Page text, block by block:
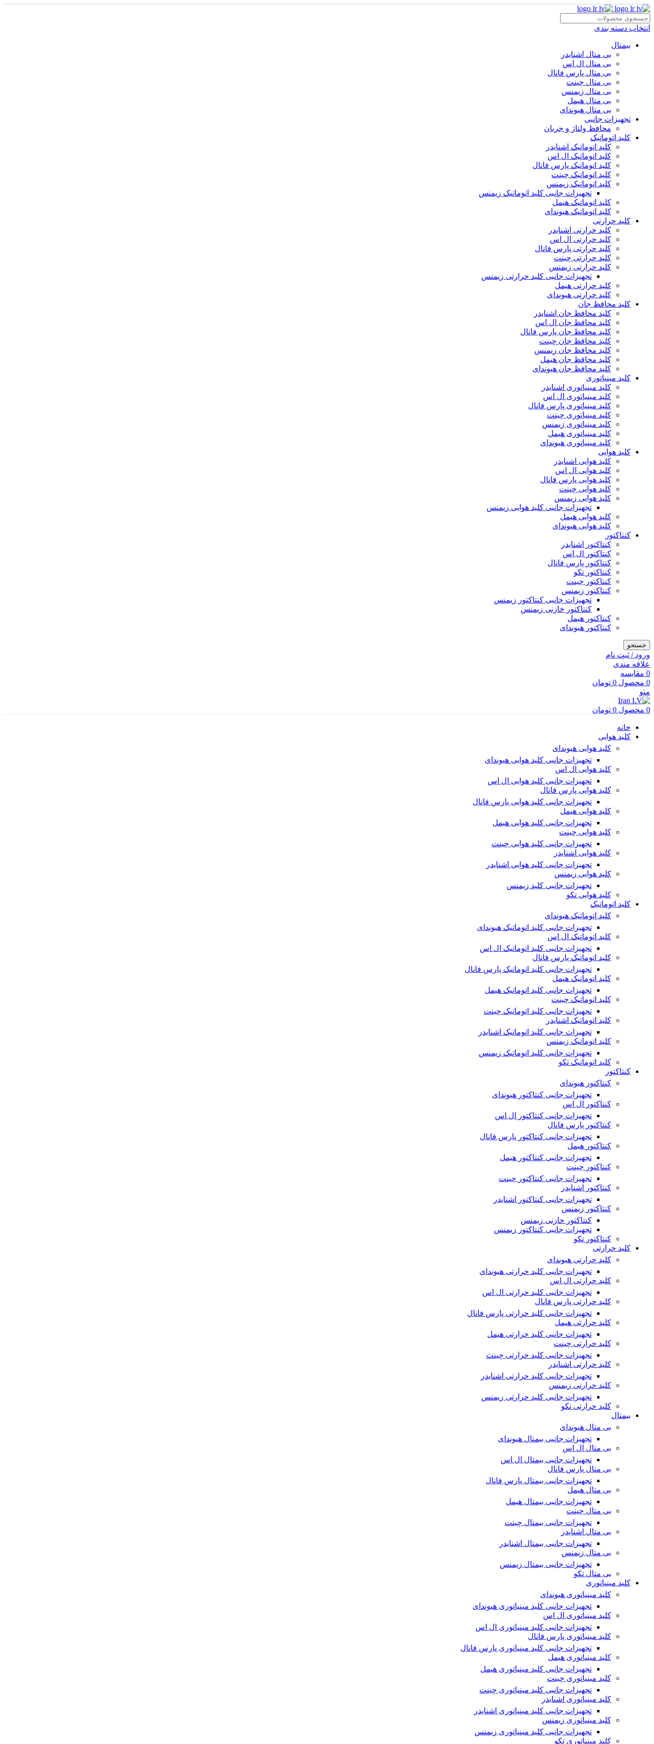
انتخاب دسته بندی
بیمتال
بی متال اشنایدر
بی متال ال اس
بی متال پارس فانال
بی متال چینت
بی متال زیمنس
بی متال هیمل
بی متال هیوندای
تجهیزات جانبی
محافظ ولتاژ و‌ جریان
کلید اتوماتیک
کلید اتوماتیک اشنایدر
کلید اتوماتیک ال اس
کلید اتوماتیک پارس فانال
کلید اتوماتیک چینت
کلید اتوماتیک زیمنس
تجهیزات جانبی کلید اتوماتیک زیمنس
کلید اتوماتیک هیمل
کلید اتوماتیک هیوندای
کلید حرارتی
کلید حرارتی اشنایدر
کلید حرارتی ال اس
کلید حرارتی پارس فانال
کلید حرارتی چینت
کلید حرارتی زیمنس
تجهیزات جانبی کلید حرارتی زیمنس
کلید حرارتی هیمل
کلید حرارتی هیوندای
کلید محافظ جان
کلید محافظ جان اشنایدر
کلید محافظ جان ال اس
کلید محافظ جان پارس فانال
کلید محافظ جان چینت
کلید محافظ جان زیمنس
کلید محافظ جان هیمل
کلید محافظ جان هیوندای
کلید مینیاتوری
کلید مینیاتوری اشنایدر
کلید مینیاتوری ال اس
کلید مینیاتوری پارس فانال
کلید مینیاتوری چینت
کلید مینیاتوری زیمنس
کلید مینیاتوری هیمل
کلید مینیاتوری هیوندای
کلید هوایی
کلید هوایی اشنایدر
کلید هوایی ال اس
کلید هوایی پارس فانال
کلید هوایی چینت
کلید هوایی زیمنس
تجهیزات جانبی کلید هوایی زیمنس
کلید هوایی هیمل
کلید هوایی هیوندای
کنتاکتور
کنتاکتور اشنایدر
کنتاکتور ال اس
کنتاکتور پارس فانال
کنتاکتور تکو
کنتاکتور چینت
کنتاکتور زیمنس
تجهیزات جانبی کنتاکتور زیمنس
کنتاکتور خازنی زیمنس
کنتاکتور هیمل
کنتاکتور هیوندای
جستجو
ورود / ثبت نام
علاقه مندی
0 مقایسه
0 محصول 0 تومان
منو
0 محصول 0 تومان
خانه
کلید هوایی
کلید هوایی هیوندای
تجهیزات جانبی کلید هوایی هیوندای
کلید هوایی ال اس
تجهیزات جانبی کلید هوایی ال اس
کلید هوایی پارس فانال
تجهیزات جانبی کلید هوایی پارس فانال
کلید هوایی هیمل
تجهیزات جانبی کلید هوایی هیمل
کلید هوایی چینت
تجهیزات جانبی کلید هوایی چینت
کلید هوایی اشنایدر
تجهیزات جانبی کلید هوایی اشنایدر
کلید هوایی زیمنس
تجهیزات جانبی کلید زیمنس
کلید هوایی تکو
کلید اتوماتیک
کلید اتوماتیک هیوندای
تجهیزات جانبی کلید اتوماتیک هیوندای
کلید اتوماتیک ال اس
تجهیزات جانبی کلید اتوماتیک ال اس
کلید اتوماتیک پارس فانال
تجهیزات جانبی کلید اتوماتیک پارس فانال
کلید اتوماتیک هیمل
تجهیزات جانبی کلید اتوماتیک هیمل
کلید اتوماتیک چینت
تجهیزات جانبی کلید اتوماتیک چینت
کلید اتوماتیک اشنایدر
تجهیزات جانبی کلید اتوماتیک اشنایدر
کلید اتوماتیک زیمنس
تجهیزات جانبی کلید اتوماتیک زیمنس
کلید اتوماتیک تکو
کنتاکتور
کنتاکتور هیوندای
تجهیزات جانبی کنتاکتور هیوندای
کنتاکتور ال اس
تجهیزات جانبی کنتاکتور ال اس
کنتاکتور پارس فانال
تجهیزات جانبی کنتاکتور پارس فانال
کنتاکتور هیمل
تجهیزات جانبی کنتاکتور هیمل
کنتاکتور چینت
تجهیزات جانبی کنتاکتور چینت
کنتاکتور اشنایدر
تجهیزات جانبی کنتاکتور اشنایدر
کنتاکتور زیمنس
کنتاکتور خازنی زیمنس
تجهیزات جانبی کنتاکتور زیمنس
کنتاکتور تکو
کلید حرارتی
کلید حرارتی هیوندای
تجهیزات جانبی کلید حرارتی هیوندای
کلید حرارتی ال اس
تجهیزات جانبی کلید حرارتی ال اس
کلید حرارتی پارس فانال
تجهیزات جانبی کلید حرارتی پارس فانال
کلید حرارتی هیمل
تجهیزات جانبی کلید حرارتی هیمل
کلید حرارتی چینت
تجهیزات جانبی کلید حرارتی چینت
کلید حرارتی اشنایدر
تجهیزات جانبی کلید حرارتی اشنایدر
کلید حرارتی زیمنس
تجهیزات جانبی کلید حرارتی زیمنس
کلید حرارتی تکو
بیمتال
بی متال هیوندای
تجهیزات جانبی بیمتال هیوندای
بی متال ال اس
تجهیزات جانبی بیمتال ال اس
بی متال پارس فانال
تجهیزات جانبی بیمتال پارس فانال
بی متال هیمل
تجهیزات جانبی بیمتال هیمل
بی متال چینت
تجهیزات جانبی بیمتال چینت
بی متال اشنایدر
تجهیزات جانبی بیمتال اشنایدر
بی متال زیمنس
تجهیزات جانبی بیمتال زیمنس
بی متال تکو
کلید مینیاتوری
کلید مینیاتوری هیوندای
تجهیزات جانبی کلید مینیاتوری هیوندای
کلید مینیاتوری ال اس
تجهیزات جانبی کلید مینیاتوری ال اس
کلید مینیاتوری پارس فانال
تجهیزات جانبی کلید مینیاتوری پارس فانال
کلید مینیاتوری هیمل
تجهیزات جانبی کلید مینیاتوری هیمل
کلید مینیاتوری چینت
تجهیزات جانبی کلید مینیاتوری چینت
کلید مینیاتوری اشنایدر
تجهیزات جانبی کلید مینیاتوری اشنایدر
کلید مینیاتوری زیمنس
تجهیزات جانبی کلید مینیاتوری زیمنس
کلید مینیاتوری تکو